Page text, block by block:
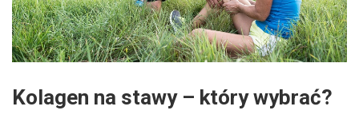
Kolagen na stawy – który wybrać?